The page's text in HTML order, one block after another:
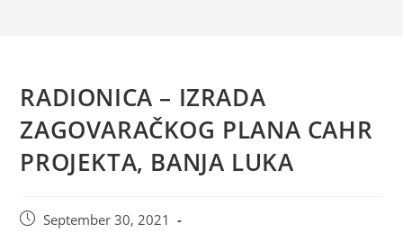
RADIONICA – IZRADA
ZAGOVARAČKOG PLANA CAHR
PROJEKTA, BANJA LUKA
September 30, 2021